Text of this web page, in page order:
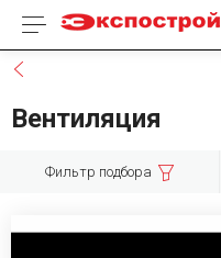
Каталог товаров
Вентиляция
Фильтр подбора